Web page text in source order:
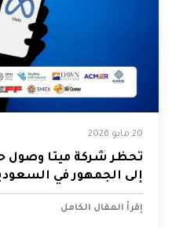
20 مايو 2026
تحظر شركة ميتا وصول
إلى الجمهور في
إقرأ المقال الكامل